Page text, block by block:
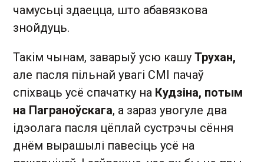
чамусьці здаецца, што абавязкова
знойдуць.
Такім чынам, заварыў усю кашу Трухан,
але пасля пільнай увагі СМІ пачаў
спіхваць усё спачатку на Кудзіна, потым
на Паграноўскага, а зараз увогуле два
ідэолага пасля цёплай сустрэчы сёння
днём вырашылі павесіць усё на